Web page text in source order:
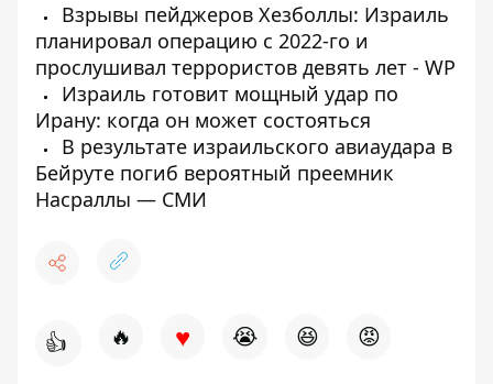
Взрывы пейджеров Хезболлы: Израиль
планировал операцию с 2022-го и
прослушивал террористов девять лет - WP
Израиль готовит мощный удар по
Ирану: когда он может состояться
В результате израильского авиаудара в
Бейруте погиб вероятный преемник
Насраллы — СМИ
👍 🔥 ♥ 😭 😆 😡